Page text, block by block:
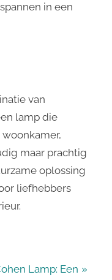
in een
van
lamp die
maar prachtig
oplossing
liefhebbers
Lamp: Een